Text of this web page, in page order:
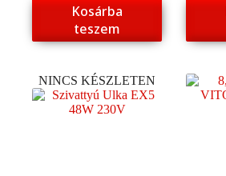
Kosárba
teszem
NINCS KÉSZLETEN